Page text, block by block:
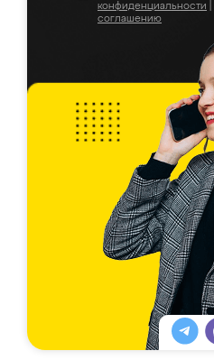
конфиденциальности
соглашению